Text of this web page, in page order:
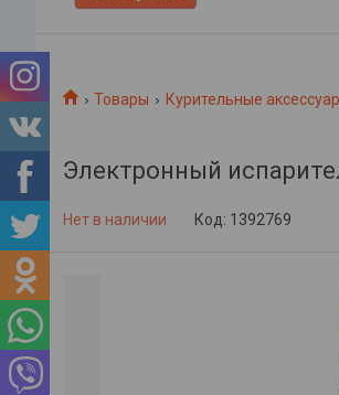
Товары Курительные
Электронный
Нет в наличии Код: 1392769